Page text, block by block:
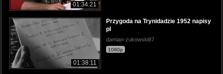
01:34:21
01:38:11
Przygoda na Trynidadzie 1952 napisy
pl
damian-zukowski87
1080p